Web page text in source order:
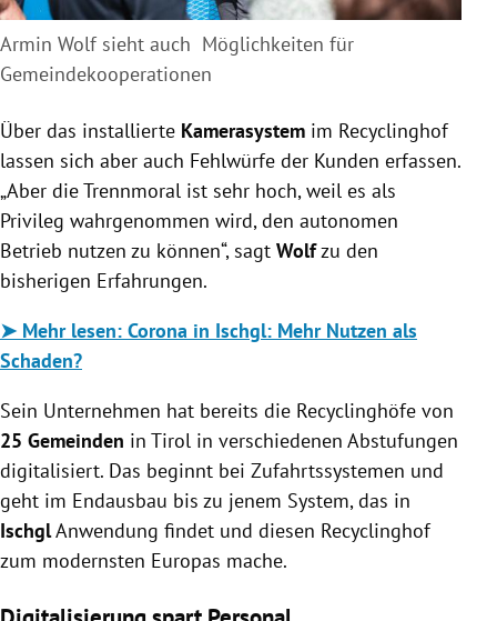
Armin Wolf sieht auch Möglichkeiten für
Gemeindekooperationen
Über das installierte Kamerasystem im Recyclinghof
lassen sich aber auch Fehlwürfe der Kunden erfassen.
„Aber die Trennmoral ist sehr hoch, weil es als
Privileg wahrgenommen wird, den autonomen
Betrieb nutzen zu können“, sagt Wolfzu den
bisherigen Erfahrungen.
➤ Mehr lesen: Corona in Ischgl: Mehr Nutzen als
Schaden?
Sein Unternehmen hat bereits die Recyclinghöfe von
25 Gemeinden in Tirol in verschiedenen Abstufungen
digitalisiert. Das beginnt bei Zufahrtssystemen und
geht im Endausbau bis zu jenem System, das in
IschglAnwendung findet und diesen Recyclinghof
zum modernsten Europas mache.